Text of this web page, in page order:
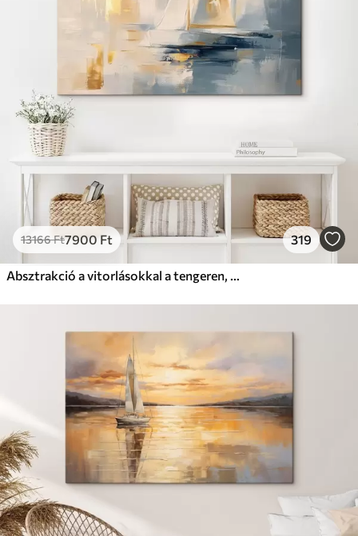
13166Ft7900 Ft 319
Absztrakció a vitorlásokkal a tengeren, akril stílusban, naplemente